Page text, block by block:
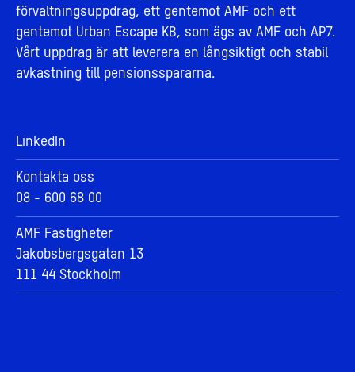
förvaltningsuppdrag, ett gentemot AMF och ett
gentemot Urban Escape KB, som ägs av AMF och AP7.
Vårt uppdrag är att leverera en långsiktigt och stabil
avkastning till pensionsspararna.
LinkedIn
Kontakta oss
08 - 600 68 00
AMF Fastigheter
Jakobsbergsgatan 13
111 44 Stockholm